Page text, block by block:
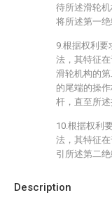
Description
待所述滑轮
将所述第一绝
9.根据权利
法，其特征
滑轮机构的
的尾端的操
杆，直至所
10.根据权利
法，其特征
引所述第二绝